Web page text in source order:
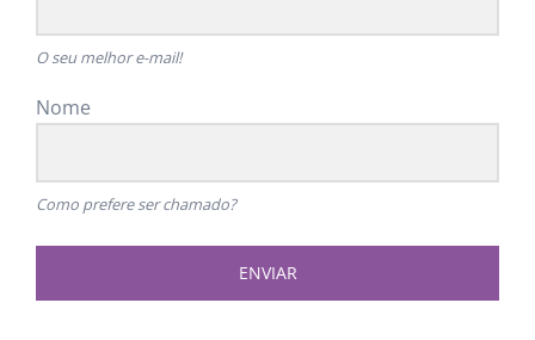
O seu melhor e-mail!
Nome
Como prefere ser chamado?
ENVIAR